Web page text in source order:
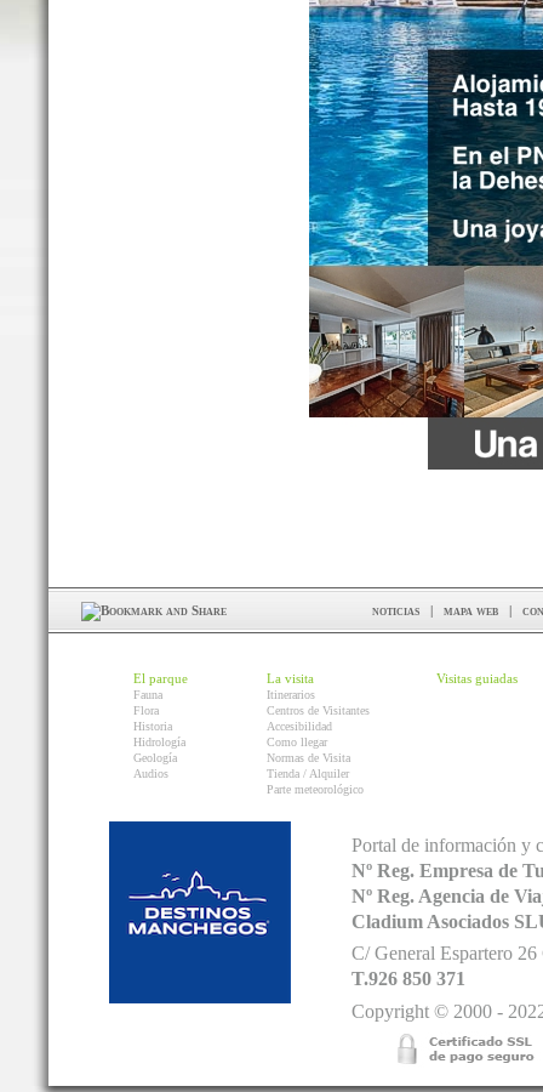
noticias | mapa web |
El parque
Fauna
Flora
Historia
Hidrología
Geología
Audios
La visita
Itinerarios
Centros de Visitantes
Accesibilidad
Como llegar
Normas de Visita
Tienda / Alquiler
Parte meteorológico
Visitas guiadas
Portal de información y
Nº Reg. Empresa de
Nº Reg. Agencia de
Cladium Asociados
C/ General Espartero
T.926 850 371
Copyright © 2000 -